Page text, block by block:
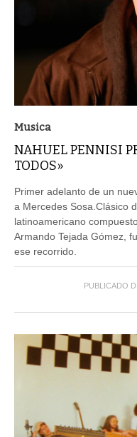
Musica
NAHUEL PENNISI
TODOS»
Primer adelanto de un
a Mercedes Sosa.Clásico
latinoamericano
Armando Tejada Gómez,
ese recorrido.
PUBLICADO